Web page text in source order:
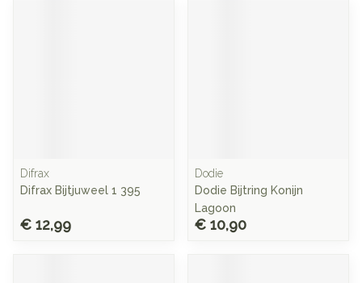
Difrax
Difrax Bijtjuweel 1 395
€ 12,99
Dodie
Dodie Bijtring Konijn
Lagoon
€ 10,90